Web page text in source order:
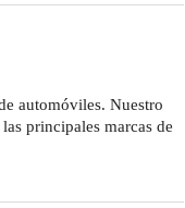
automóviles. Nuestro
principales marcas de